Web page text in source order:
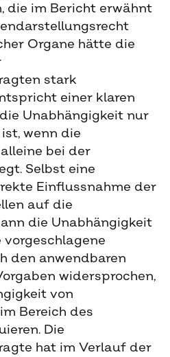
die im Bericht erwähnt
Organe hätte die
stark
einer klaren
Unabhängigkeit nur
wenn die
bei der
Selbst eine
Einflussnahme der
auf die
die Unabhängigkeit
vorgeschlagene
den anwendbaren
widersprochen,
von
Bereich des
Die
hat im Verlauf der